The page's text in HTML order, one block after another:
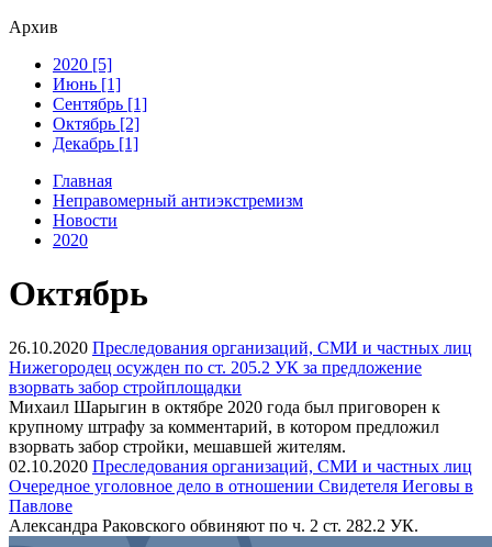
Архив
2020 [5]
Июнь [1]
Сентябрь [1]
Октябрь [2]
Декабрь [1]
Главная
Неправомерный антиэкстремизм
Новости
2020
Октябрь
26.10.2020 Преследования организаций, СМИ и частных лиц
Нижегородец осужден по ст. 205.2 УК за предложение
взорвать забор стройплощадки
Михаил Шарыгин в октябре 2020 года был приговорен к
крупному штрафу за комментарий, в котором предложил
взорвать забор стройки, мешавшей жителям.
02.10.2020 Преследования организаций, СМИ и частных лиц
Очередное уголовное дело в отношении Свидетеля Иеговы в
Павлове
Александра Раковского обвиняют по ч. 2 ст. 282.2 УК.